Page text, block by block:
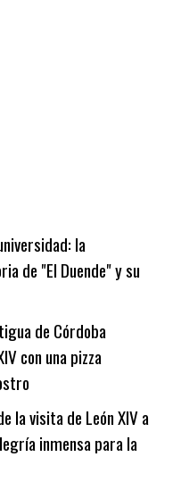
la
de "El Duende" y su
de Córdoba
con una pizza
la visita de León XIV a
inmensa para la